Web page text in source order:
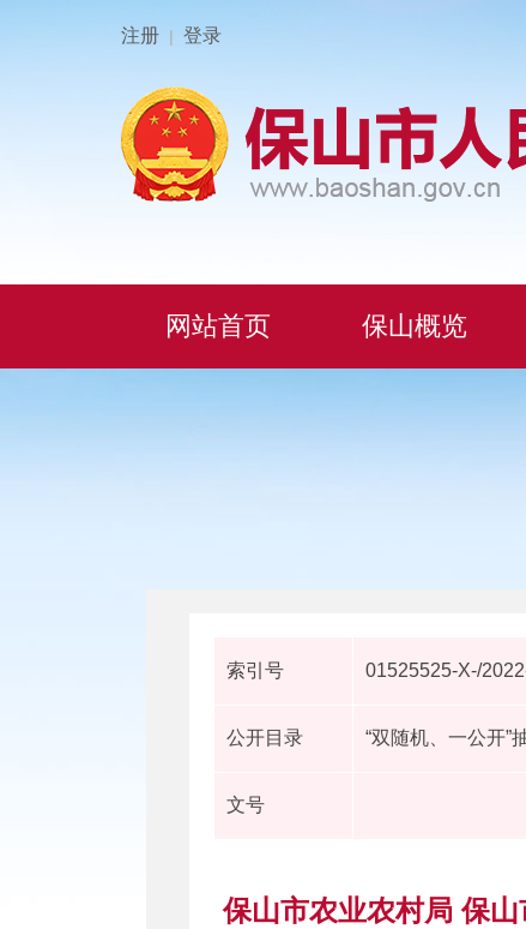
注册 | 登录
网站首页 保山概览
索引号 01525525-X-/
公开目录 “双随机、一公开”
文号
保山市农业农村局 保